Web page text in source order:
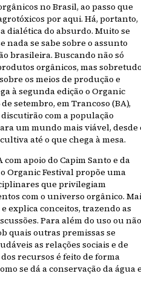
no Brasil, ao passo que
por aqui. Há, portanto,
dialética do absurdo. Muito se
nada se sabe sobre o assunto
brasileira. Buscando não só
orgânicos, mas
os meios de produção e
à segunda edição o Organic
setembro, em Trancoso (BA),
com a população
um mundo mais viável, desde
até o que chega à mesa.
apoio do Capim Santo e da
Organic Festival propõe uma
que privilegiam
com o universo orgânico.
explica conceitos, trazendo as
Para além do uso ou não
quais outras premissas se
as relações sociais e de
recursos é feito de forma
se dá a conservação da água